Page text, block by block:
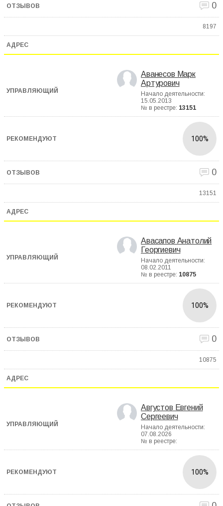
0
8197
Аванесов Марк
Артурович
Начало деятельности:
15.05.2013
№ в реестре: 13151
100%
0
13151
Авасапов Анатолий
Георгиевич
Начало деятельности:
08.02.2011
№ в реестре: 10875
100%
0
10875
Августов Евгений
Сергеевич
Начало деятельности:
07.08.2026
№ в реестре:
100%